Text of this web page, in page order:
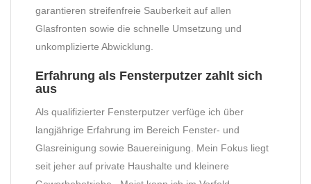
garantieren streifenfreie Sauberkeit auf allen
Glasfronten sowie die schnelle Umsetzung und
unkomplizierte Abwicklung.
Erfahrung als Fensterputzer zahlt sich
aus
Als qualifizierter Fensterputzer verfüge ich über
langjährige Erfahrung im Bereich Fenster- und
Glasreinigung sowie Bauereinigung. Mein Fokus liegt
seit jeher auf private Haushalte und kleinere